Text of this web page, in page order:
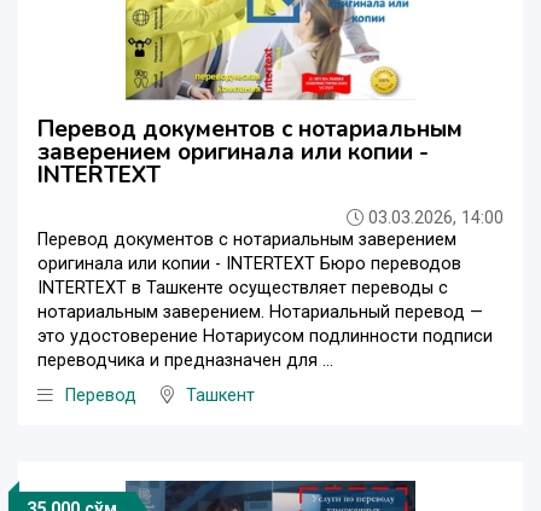
Перевод документов с нотариальным
заверением оригинала или копии -
INTERTEXT
03.03.2026, 14:00
Перевод документов с нотариальным заверением
оригинала или копии - INTERTEXT Бюро переводов
INTERTEXT в Ташкенте осуществляет переводы с
нотариальным заверением. Нотариальный перевод —
это удостоверение Нотариусом подлинности подписи
переводчика и предназначен для ...
Перевод
Ташкент